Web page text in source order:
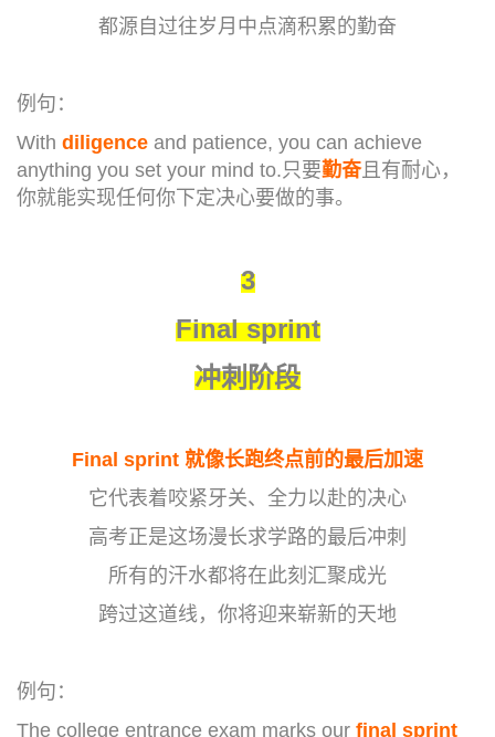
都源自过往岁月中点滴积累的勤奋
例句：
With diligence and patience, you can achieve
anything you set your mind to.只要勤奋且有耐心，
你就能实现任何你下定决心要做的事。
3
Final sprint
冲刺阶段
Final sprint 就像长跑终点前的最后加速
它代表着咬紧牙关、全力以赴的决心
高考正是这场漫长求学路的最后冲刺
所有的汗水都将在此刻汇聚成光
跨过这道线，你将迎来崭新的天地
例句：
The college entrance exam marks our final sprint